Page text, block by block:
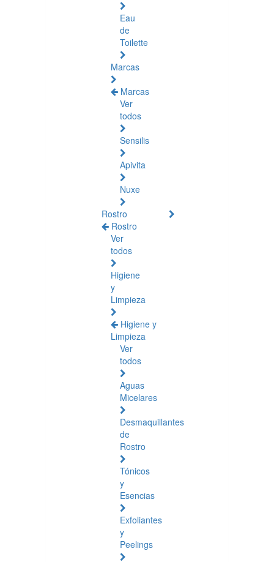
Eau
de
Toilette
Marcas
Marcas
Ver
todos
Sensilis
Apivita
Nuxe
Rostro
Rostro
Ver
todos
Higiene
y
Limpieza
Higiene y
Limpieza
Ver
todos
Aguas
Micelares
Desmaquillantes
de
Rostro
Tónicos
y
Esencias
Exfoliantes
y
Peelings